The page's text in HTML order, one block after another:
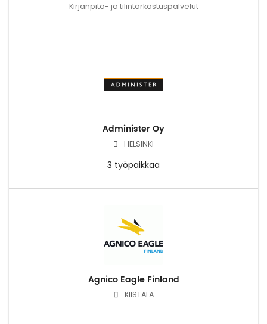
Kirjanpito- ja tilintarkastuspalvelut
Administer Oy
HELSINKI
3 työpaikkaa
Agnico Eagle Finland
KIISTALA